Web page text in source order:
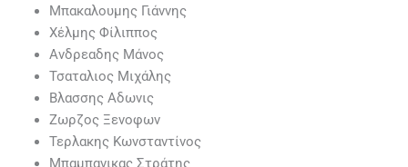
Μπακαλουμης Γιάννης
Χέλμης Φίλιππος
Ανδρεαδης Μάνος
Τσαταλιος Μιχάλης
Βλασσης Αδωνις
Ζωρζος Ξενοφων
Τερλακης Κωνσταντίνος
Μπαμπανικας Στράτης